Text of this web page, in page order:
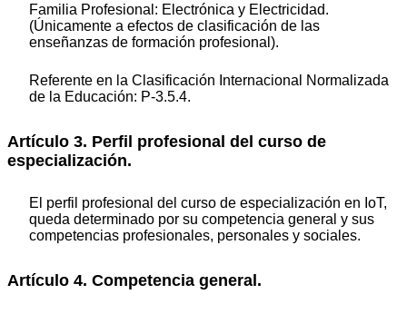
Familia Profesional: Electrónica y Electricidad.
(Únicamente a efectos de clasificación de las
enseñanzas de formación profesional).
Referente en la Clasificación Internacional Normalizada
de la Educación: P-3.5.4.
Artículo 3. Perfil profesional del curso de
especialización.
El perfil profesional del curso de especialización en IoT,
queda determinado por su competencia general y sus
competencias profesionales, personales y sociales.
Artículo 4. Competencia general.